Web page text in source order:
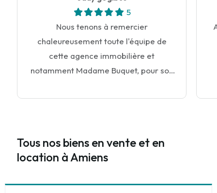
5
Nous tenons à remercier
chaleureusement toute l'équipe de
cette agence immobilière et
notamment Madame Buquet, pour son
son accompagnement tout au long de
le premier contact, nous avons été
écoutés et conseillés avec
compris nos attentes et nous a proposé
Tous nos biens en vente et en
location à Amiens